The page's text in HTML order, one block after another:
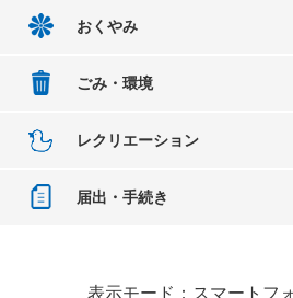
おくやみ
ごみ・環境
レクリエーション
届出・手続き
表示モード：スマートフォ